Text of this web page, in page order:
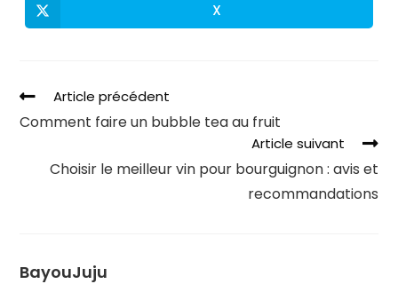
X
Article précédent
Comment faire un bubble tea au fruit
Article suivant
Choisir le meilleur vin pour bourguignon : avis et
recommandations
BayouJuju